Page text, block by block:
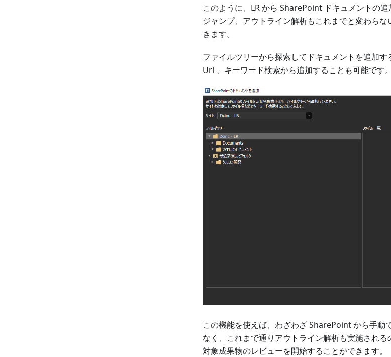
このように、LR から SharePoint ドキュメントの追
ジャンプ、アウトライン解析もこれまでと変わら
きます。
ファイルツリーから探索してドキュメントを追加
Url 、キーワード検索から追加することも可能です。
この機能を使えば、わざわざ SharePoint から手動
なく、これまで通りアウトライン解析も実施され
対象成果物のレビューを開始することができます。